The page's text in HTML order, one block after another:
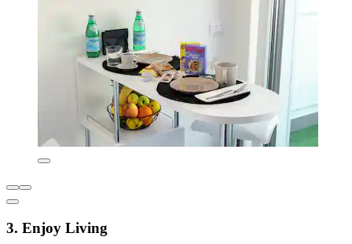
3. Enjoy Living